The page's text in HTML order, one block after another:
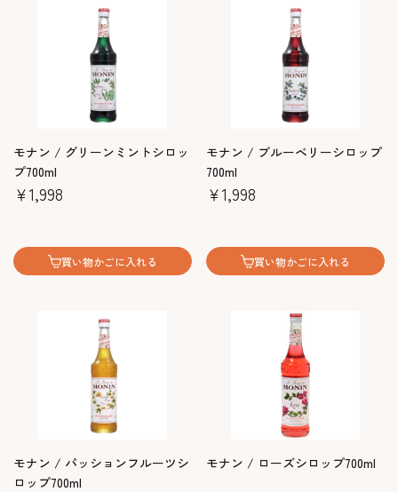
モナン / グリーンミントシロッ
プ700ml
￥1,998
買い物かごに入れる
モナン / ブルーベリーシロップ
700ml
￥1,998
買い物かごに入れる
モナン / パッションフルーツシ
ロップ700ml
モナン / ローズシロップ700ml